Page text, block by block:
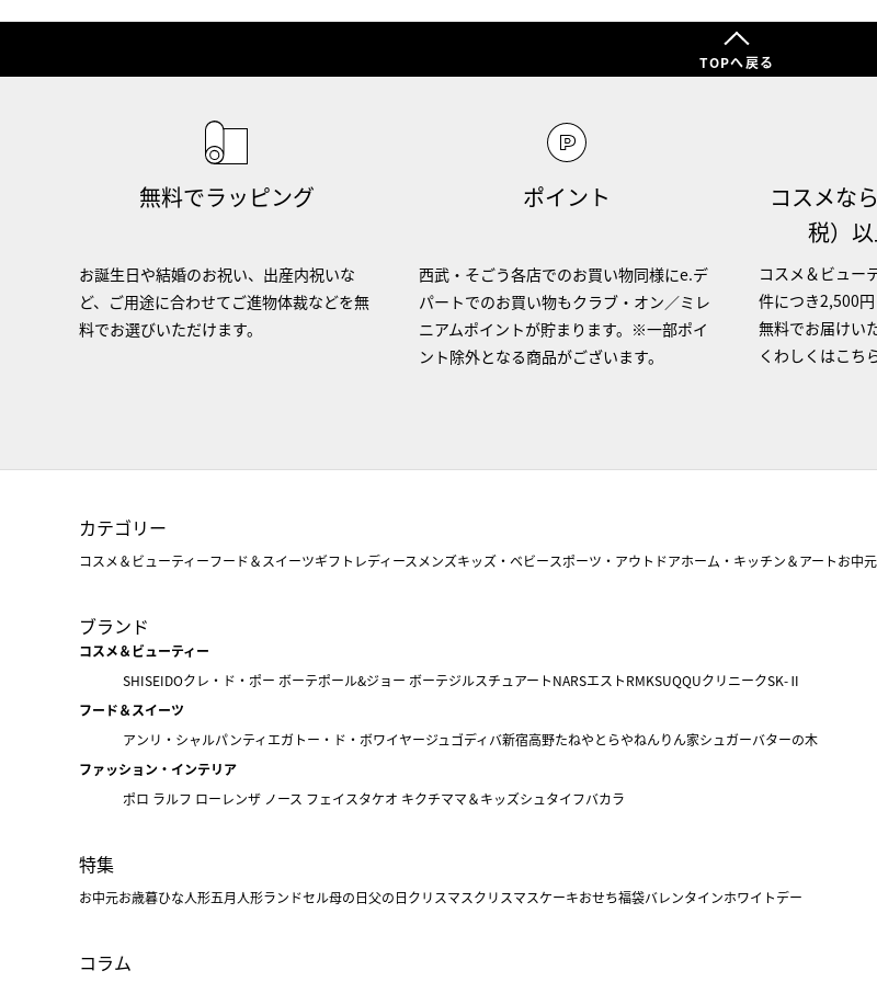
TOPへ戻る
無料でラッピング
お誕生日や結婚のお祝い、出産内祝いな
ど、ご用途に合わせてご進物体裁などを無
料でお選びいただけます。
ポイント
西武・そごう各店でのお買い物同様にe.デ
パートでのお買い物もクラブ・オン／ミレ
ニアムポイントが貯まります。※一部ポイ
ント除外となる商品がございます。
コスメな
税）
コスメ＆ビュー
件につき2,500
無料でお届けい
くわしくはこち
カテゴリー
コスメ＆ビューティーフード＆スイーツギフト レディース メンズキッズ・ベビースポーツ・アウトドアホーム・キッチン＆アートお中元
ブランド
コスメ＆ビューティー
SHISEIDOクレ・ド・ポー ボーテポール&ジョー ボーテジルスチュアートNARSエストRMKSUQQUクリニークSK-Ⅱ
フード＆スイーツ
アンリ・シャルパンティエガトー・ド・ボワイヤージュ ゴディバ新宿高野たねやとらやねんりん家シュガーバターの木
ファッション・インテリア
ポロ ラルフ ローレンザ ノース フェイスタケオ キクチママ＆キッズシュタイフバカラ
特集
お中元お歳暮ひな人形五月人形ランドセル母の日父の日クリスマスクリスマスケーキおせち福袋バレンタインホワイトデー
コラム